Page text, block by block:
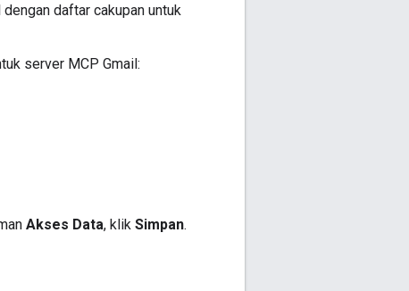
dengan daftar cakupan untuk
server MCP Gmail:
Akses Data, klik Simpan.